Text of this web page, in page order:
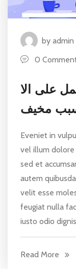
by admin
0
على الا
Eveniet in
vel illum dolore
sed et
autem
velit esse
feugiat nulla
iusto odio
Read More